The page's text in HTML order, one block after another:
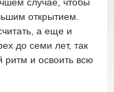
открытием.
а еще и
до семи лет, так
ритм и освоить всю